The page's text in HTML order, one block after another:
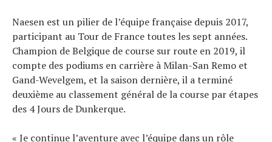
Naesen est un pilier de l’équipe française depuis 2017,
participant au Tour de France toutes les sept années.
Champion de Belgique de course sur route en 2019, il
compte des podiums en carrière à Milan-San Remo et
Gand-Wevelgem, et la saison dernière, il a terminé
deuxième au classement général de la course par étapes
des 4 Jours de Dunkerque.
« Je continue l’aventure avec l’équipe dans un rôle